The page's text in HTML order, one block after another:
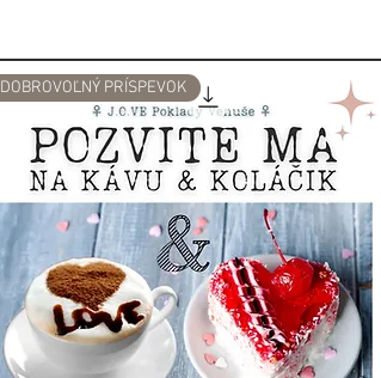
bylín a nechajte ju niekoľko
sfúknite zapálený koniec, z
dym. Zväzok položte do
zachytával popol.
História a magické využitie
Už stovky rokov je Biela
očistnú rastlinu. Domorodí
spaľovania suchých
čistenia a liečenia, aby
DOBROVOĽNÝ PRÍSPEVOK